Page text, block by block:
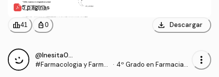
5 páginas
leaderboard41 personal_bag 0 download Descargar
@Inesita010
#Farmacologia y Farma
· 4º Grado en Farmacia
more_vert